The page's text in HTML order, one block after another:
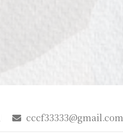
cccf33333@gmail.com